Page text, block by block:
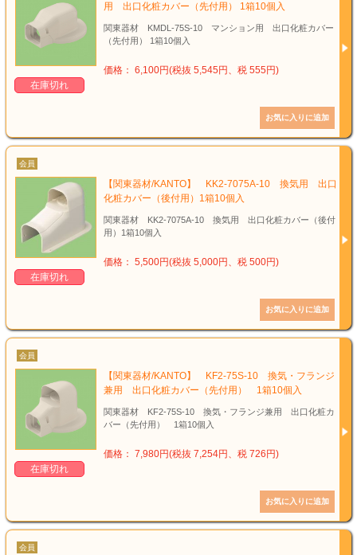
用 出口化粧カバー（先付用） 1箱10個入
関東器材 KMDL-75S-10 マンション用 出口化粧カバー
（先付用） 1箱10個入
価格： 6,100円(税抜 5,545円、税 555円)
在庫切れ
会員
【関東器材/KANTO】 KK2-7075A-10 換気用 出口
化粧カバー（後付用）1箱10個入
関東器材 KK2-7075A-10 換気用 出口化粧カバー（後付
用）1箱10個入
価格： 5,500円(税抜 5,000円、税 500円)
在庫切れ
会員
【関東器材/KANTO】 KF2-75S-10 換気・フランジ
兼用 出口化粧カバー（先付用） 1箱10個入
関東器材 KF2-75S-10 換気・フランジ兼用 出口化粧カ
バー（先付用） 1箱10個入
価格： 7,980円(税抜 7,254円、税 726円)
在庫切れ
会員